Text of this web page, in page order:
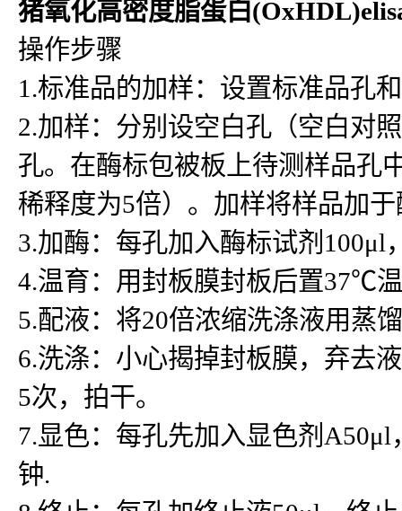
猪氧化高密度脂蛋白
操作步骤
1.标准品的加样：设置标准品孔
2.加样：分别设空白孔（空白对
孔。在酶标包被板上待测样品孔
稀释度为5倍）。加样将样品加
3.加酶：每孔加入酶标试剂100μl
4.温育：用封板膜封板后置37℃
5.配液：将20倍浓缩洗涤液用蒸
6.洗涤：小心揭掉封板膜，弃去
5次，拍干。
7.显色：每孔先加入显色剂
钟.